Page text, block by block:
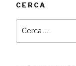
CERCA